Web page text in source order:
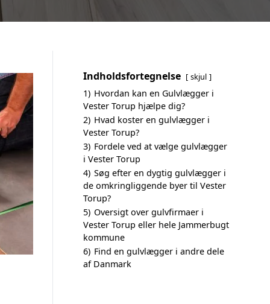
Indholdsfortegnelse skjul
1) Hvordan kan en Gulvlægger i
Vester Torup hjælpe dig?
2) Hvad koster en gulvlægger i
Vester Torup?
3) Fordele ved at vælge gulvlægger
i Vester Torup
4) Søg efter en dygtig gulvlægger i
de omkringliggende byer til Vester
Torup?
5) Oversigt over gulvfirmaer i
Vester Torup eller hele Jammerbugt
kommune
6) Find en gulvlægger i andre dele
af Danmark